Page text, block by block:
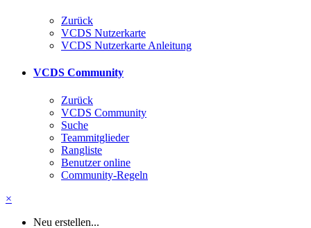
Zurück
VCDS Nutzerkarte
VCDS Nutzerkarte Anleitung
VCDS Community
Zurück
VCDS Community
Suche
Teammitglieder
Rangliste
Benutzer online
Community-Regeln
×
Neu erstellen...